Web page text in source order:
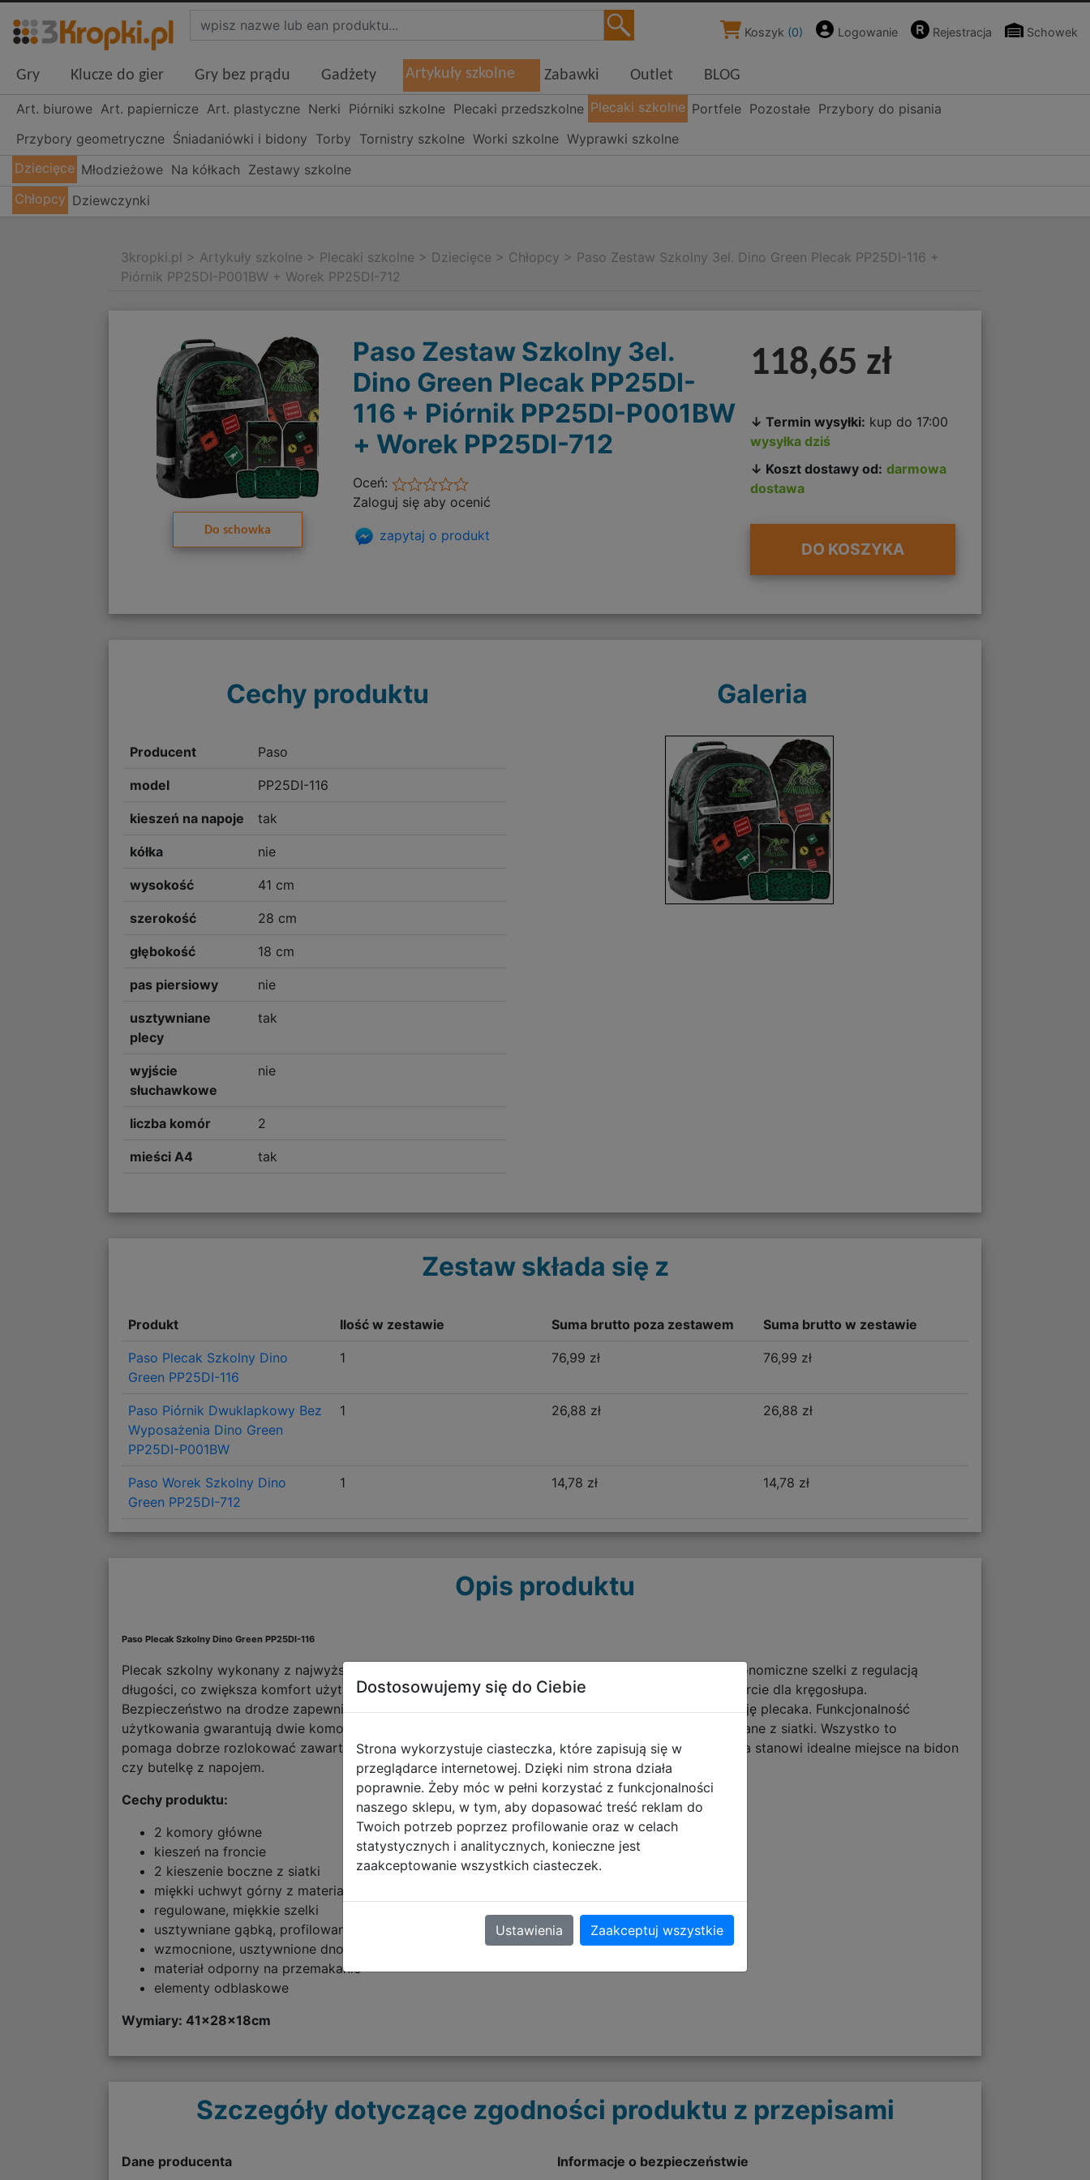
Koszyk (0) Logowanie Rejestracja Schowek
Gry Klucze do gier Gry bez prądu Gadżety Artykuły szkolne Zabawki Outlet BLOG
Art. biurowe Art. papiernicze Art. plastyczne Nerki Piórniki szkolne Plecaki przedszkolne Plecaki szkolne Portfele Pozostałe Przybory do pisania
Przybory geometryczne Śniadaniówki i bidony Torby Tornistry szkolne Worki szkolne Wyprawki szkolne
Dziecięce Młodzieżowe Na kółkach Zestawy szkolne
Chłopcy Dziewczynki
3kropki.pl > Artykuły szkolne > Plecaki szkolne > Dziecięce > Chłopcy > Paso Zestaw Szkolny 3el. Dino Green Plecak PP25DI-116 +
Piórnik PP25DI-P001BW + Worek PP25DI-712
Do schowka
Paso Zestaw Szkolny 3el.
Dino Green Plecak PP25DI-
116 + Piórnik PP25DI-P001BW
+ Worek PP25DI-712
Oceń:
Zaloguj się aby ocenić
zapytaj o produkt
118,65 zł
↓ Termin wysyłki: kup do 17:00
wysyłka dziś
↓ Koszt dostawy od: darmowa
dostawa
DO KOSZYKA
Cechy produktu
Producent Paso
model PP25DI-116
kieszeń na napoje tak
kółka nie
wysokość 41 cm
szerokość 28 cm
głębokość 18 cm
pas piersiowy nie
usztywniane
plecy
tak
wyjście
słuchawkowe
nie
liczba komór 2
mieści A4 tak
Galeria
Zestaw składa się z
Produkt Ilość w zestawie Suma brutto poza zestawem Suma brutto w zestawie
Paso Plecak Szkolny Dino
Green PP25DI-116
1 76,99 zł 76,99 zł
Paso Piórnik Dwuklapkowy Bez
Wyposażenia Dino Green
PP25DI-P001BW
1 26,88 zł 26,88 zł
Paso Worek Szkolny Dino
Green PP25DI-712
1 14,78 zł 14,78 zł
Opis produktu
Paso Plecak Szkolny Dino Green PP25DI-116
Plecak szkolny wykonany z najwyższej jakości materiałów. Jest lekki, posiada miękkie, szerokie, ergonomiczne szelki z regulacją
długości, co zwiększa komfort użytkowania. Usztywniane dno oraz plecy stanowią doskonałe podparcie dla kręgosłupa.
Bezpieczeństwo na drodze zapewniają liczne elementy odblaskowe, które stanowią również dekorację plecaka. Funkcjonalność
użytkowania gwarantują dwie komory główne, kieszeń na froncie oraz dwie kieszenie boczne wykonane z siatki. Wszystko to
pomaga dobrze rozlokować zawartość i utrzymać porządek w plecaku. Boczna elastyczna kieszonka stanowi idealne miejsce na bidon
czy butelkę z napojem.
Cechy produktu:
2 komory główne
kieszeń na froncie
2 kieszenie boczne z siatki
miękki uchwyt górny z materiału
regulowane, miękkie szelki
usztywniane gąbką, profilowane plecy
wzmocnione, usztywnione dno
materiał odporny na przemakanie
elementy odblaskowe
Wymiary: 41x28x18cm
Szczegóły dotyczące zgodności produktu z przepisami
Dane producenta
Informacje o bezpieczeństwie
Dostosowujemy się do Ciebie
Strona wykorzystuje ciasteczka, które zapisują się w
przeglądarce internetowej. Dzięki nim strona działa
poprawnie. Żeby móc w pełni korzystać z funkcjonalności
naszego sklepu, w tym, aby dopasować treść reklam do
Twoich potrzeb poprzez profilowanie oraz w celach
statystycznych i analitycznych, konieczne jest
zaakceptowanie wszystkich ciasteczek.
Ustawienia Zaakceptuj wszystkie